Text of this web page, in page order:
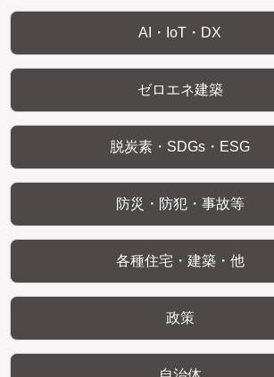
AI・IoT・DX
ゼロエネ建築
脱炭素・SDGs・ESG
防災・防犯・事故等
各種住宅・建築・他
政策